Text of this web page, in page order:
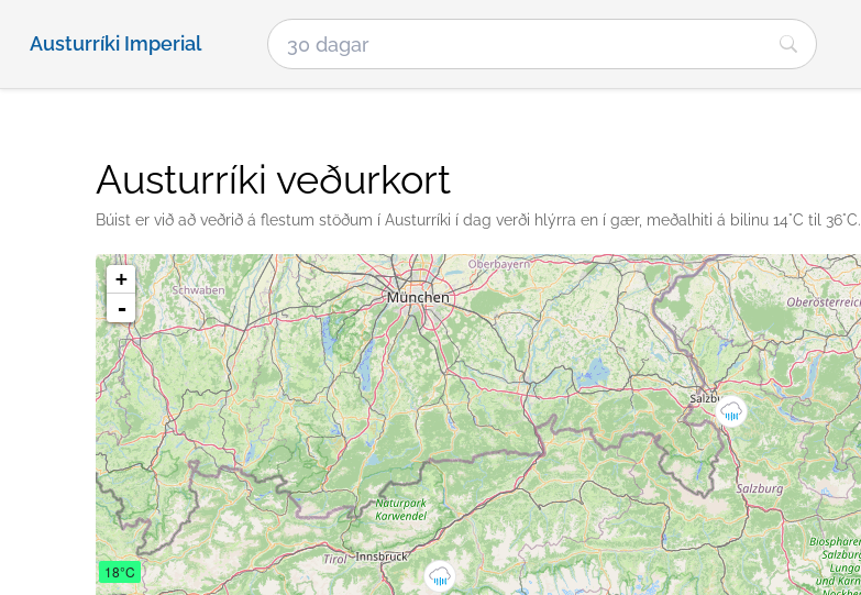
Austurríki Imperial
Austurríki veðurkort
Búist er við að veðrið á flestum stöðum í Austurríki í dag verði hlýrra en í gær, meðalhiti á bilinu 14°C til 36°C.
18°C
+
-